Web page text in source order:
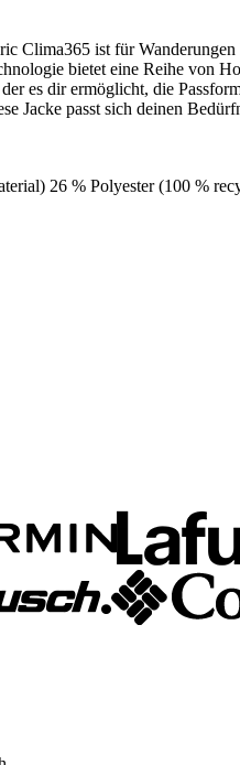
Clima365 ist für
bietet eine Reihe von
es dir ermöglicht, die
Jacke passt sich deinen
26 % Polyester (100 %